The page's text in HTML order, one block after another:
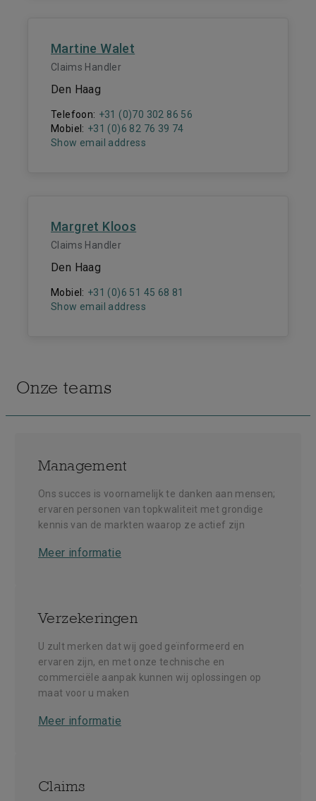
Martine Walet
Claims Handler
Den Haag
Telefoon: +31 (0)70 302 86 56
Mobiel: +31 (0)6 82 76 39 74
Show email address
Margret Kloos
Claims Handler
Den Haag
Mobiel: +31 (0)6 51 45 68 81
Show email address
Onze teams
Management
Ons succes is voornamelijk te danken aan mensen;
ervaren personen van topkwaliteit met grondige
kennis van de markten waarop ze actief zijn
Meer informatie
Verzekeringen
U zult merken dat wij goed geïnformeerd en
ervaren zijn, en met onze technische en
commerciële aanpak kunnen wij oplossingen op
maat voor u maken
Meer informatie
Claims